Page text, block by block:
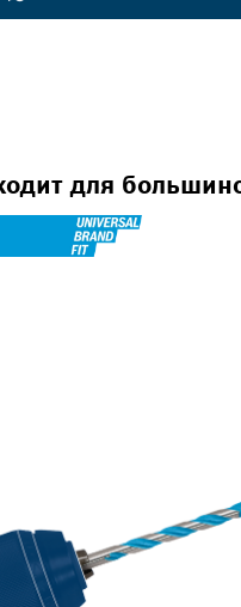
для